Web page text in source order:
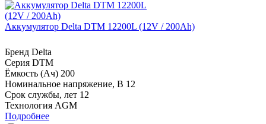
Аккумулятор Delta DTM 12200L (12V / 200Ah)
Бренд Delta
Серия DTM
Ёмкость (Ач) 200
Номинальное напряжение, В 12
Срок службы, лет 12
Технология AGM
Подробнее